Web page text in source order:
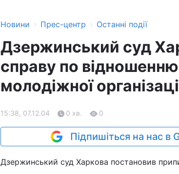
Новини › Прес-центр › Останні події
Дзержинський суд
справу по відношенню
молодіжної
15:38, 07.12.04 0 хв. 0
Підпишіться на нас в
Дзержинський суд Харкова постановив